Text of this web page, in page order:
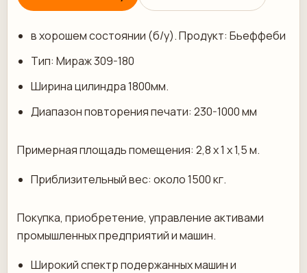
в хорошем состоянии (б/у). Продукт: Бьеффеби
Тип: Мираж 309-180
Ширина цилиндра 1800мм.
Диапазон повторения печати: 230-1000 мм
Примерная площадь помещения: 2,8 х 1 х 1,5 м.
Приблизительный вес: около 1500 кг.
Покупка, приобретение, управление активами
промышленных предприятий и машин.
Широкий спектр подержанных машин и